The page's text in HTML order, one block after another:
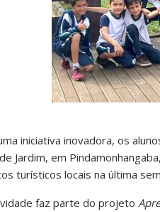
iniciativa inovadora, os
Jardim, em
turísticos locais na última
faz parte do projeto